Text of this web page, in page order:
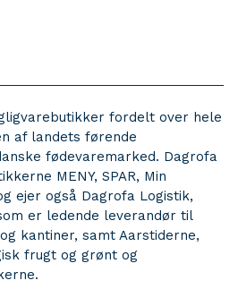
fordelt over hele
af landets førende
fødevaremarked. Dagrofa
MENY, SPAR, Min
ejer også Dagrofa Logistik,
er ledende leverandør til
kantiner, samt Aarstiderne,
frugt og grønt og